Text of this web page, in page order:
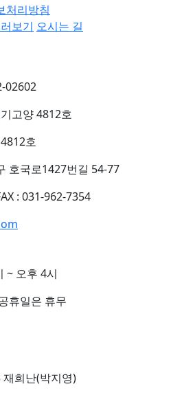
처리방침
보기 오시는 길
02602
고양 4812호
호
호국로1427번길 54-77
: 031-962-7354
~ 오후 4시
휴일은 휴무
희난(박지영)